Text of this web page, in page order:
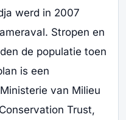
werd in 2007
Stropen en
de populatie toen
is een
van Milieu
Trust,